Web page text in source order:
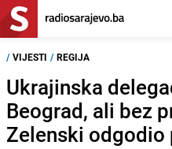
/ VIJESTI / REGIJA
Ukrajinska
Beograd, ali bez
Zelenski